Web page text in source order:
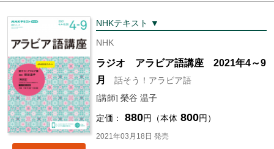
NHKテキスト ▼
NHK
ラジオ アラビア語講座 2021年4～9
月
話そう！アラビア語
[講師] 榮谷 温子
定価： 880円（本体 800円）
2021年03月18日 発売